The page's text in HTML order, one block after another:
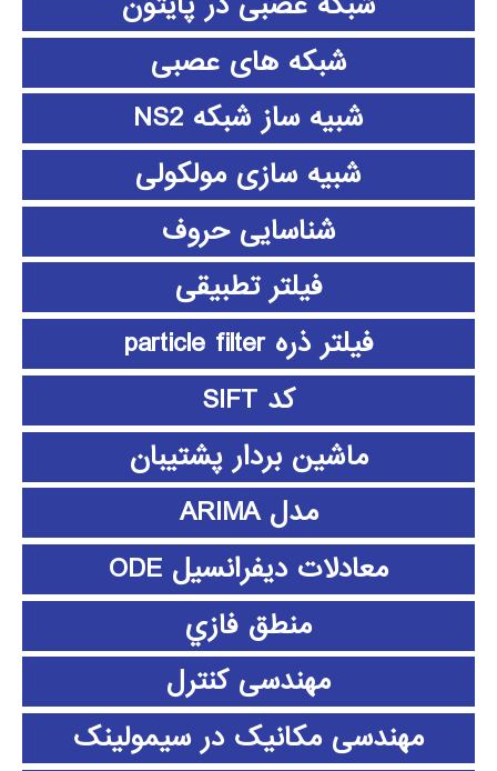
شبکه های عصبی
شبیه ساز شبکه NS2
شبیه سازی مولکولی
شناسایی حروف
فیلتر تطبیقی
فیلتر ذره particle filter
کد SIFT
ماشین بردار پشتیبان
مدل ARIMA
معادلات دیفرانسیل ODE
منطق فازي
مهندسی کنترل
مهندسی مکانیک در سیمولینک